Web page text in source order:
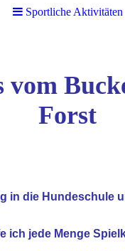
Sportliche Aktivitäten
vom
Forst
in die Hundeschule
ich jede Menge